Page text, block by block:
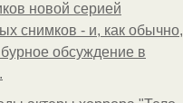
новой серией
снимков - и, как обычно,
обсуждение в